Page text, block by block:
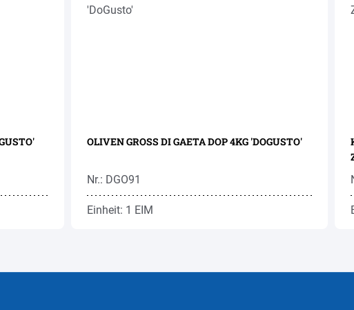
OLIVEN GROSS DI GAETA DOP 4KG 'DOGUSTO'
Nr.: DGO91
Einheit: 1 EIM